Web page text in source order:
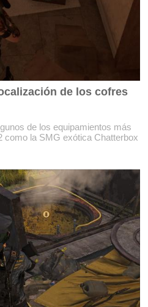
de los cofres
de los equipamientos más
como la SMG exótica Chatterbox